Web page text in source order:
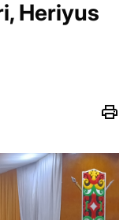
Heriyus